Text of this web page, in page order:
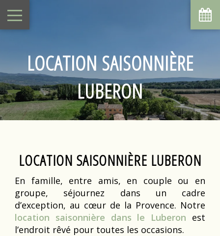
LOCATION SAISONNIÈRE
LUBERON
LOCATION SAISONNIÈRE LUBERON
En famille, entre amis, en couple ou en
groupe, séjournez dans un cadre
d’exception, au cœur de la Provence. Notre
location saisonnière dans le Luberon est
l’endroit rêvé pour toutes les occasions.